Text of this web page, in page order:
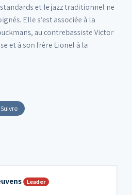
et le jazz traditionnel ne
Elle s’est associée à la
au contrebassiste Victor
et à son frère Lionel à la
Suivre
Leader